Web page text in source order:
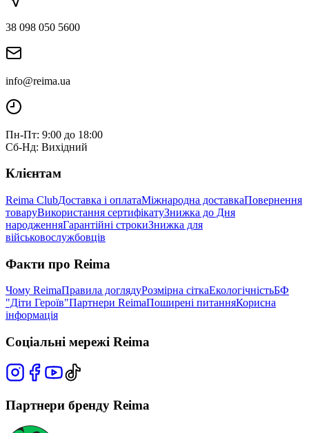
38 098 050 5600
info@reima.ua
Пн-Пт: 9:00 до 18:00
Сб-Нд: Вихідний
Клієнтам
Reima ClubДоставка і оплатаМіжнародна доставкаПовернення
товаруВикористання сертифікатуЗнижка до Дня
народженняГарантійні строкиЗнижка для
військовослужбовців
Факти про Reima
Чому ReimaПравила доглядуРозмірна сіткаЕкологічністьБФ
"Діти Героїв"Партнери ReimaПоширені питанняКорисна
інформація
Соціальні мережі Reima
Партнери бренду Reima